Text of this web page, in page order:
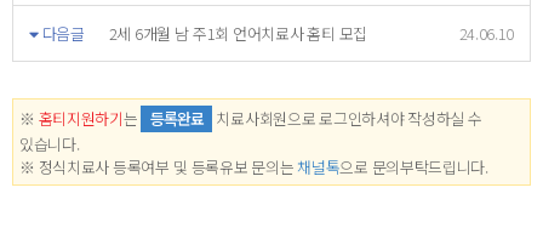
다음글 2세 6개월 남 주1회 언어치료사 홈티 모집 24.06.10
※ 홈티지원하기는 등록완료 치료사회원으로 로그인하셔야 작성하실 수
있습니다.
※ 정식치료사 등록여부 및 등록유보 문의는 채널톡으로 문의부탁드립니다.